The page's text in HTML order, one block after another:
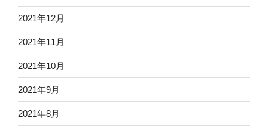
2021年12月
2021年11月
2021年10月
2021年9月
2021年8月